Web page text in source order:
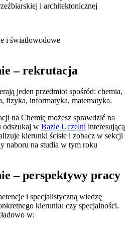
i architektonicznej
i światłowodowe
– rekrutacja
jeden przedmiot spośród: chemia,
fizyka, informatyka, matematyka.
na Chemię możesz sprawdzić na
odszukaj w Bazie Uczelni interesującą
kierunki ścisłe i zobacz w sekcji
naboru na studia w tym roku
– perspektywy pracy
i specjalistyczną wiedzę
kierunku czy specjalności.
w: